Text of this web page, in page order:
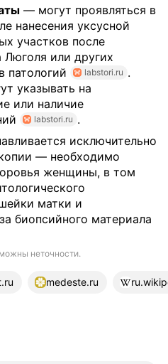
— могут проявляться в
нанесения уксусной
участков после
Люголя или других
патологий
labstori.ru .
указывать на
или наличие
labstori.ru .
исключительно
— необходимо
женщины, в том
матки и
биопсийного материала
неточности.
medeste.ru